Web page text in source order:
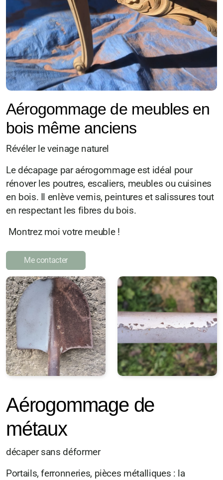
Aérogommage de meubles en
bois même anciens
Révéler le veinage naturel
Le décapage par aérogommage est idéal pour
rénover les poutres, escaliers, meubles ou cuisines
en bois. Il enlève vernis, peintures et salissures tout
en respectant les fibres du bois.
Montrez moi votre meuble !
Me contacter
Aérogommage de
métaux
décaper sans déformer
Portails, ferronneries, pièces métalliques : la